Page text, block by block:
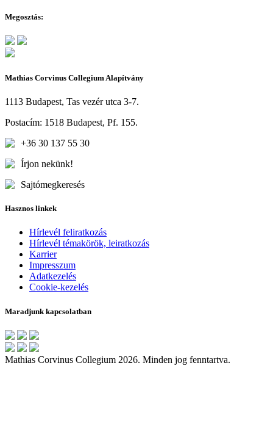
Megosztás:
Mathias Corvinus Collegium Alapítvány
1113 Budapest, Tas vezér utca 3-7.
Postacím: 1518 Budapest, Pf. 155.
+36 30 137 55 30
Írjon nekünk!
Sajtómegkeresés
Hasznos linkek
Hírlevél feliratkozás
Hírlevél témakörök, leiratkozás
Karrier
Impresszum
Adatkezelés
Cookie-kezelés
Maradjunk kapcsolatban
Mathias Corvinus Collegium 2026. Minden jog fenntartva.